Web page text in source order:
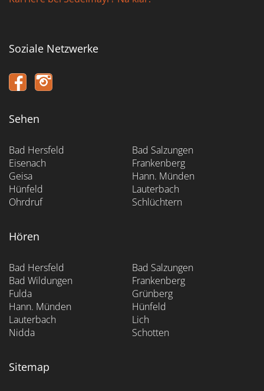
Soziale Netzwerke
Sehen
Bad Hersfeld
Bad Salzungen
Eisenach
Frankenberg
Geisa
Hann. Münden
Hünfeld
Lauterbach
Ohrdruf
Schlüchtern
Hören
Bad Hersfeld
Bad Salzungen
Bad Wildungen
Frankenberg
Fulda
Grünberg
Hann. Münden
Hünfeld
Lauterbach
Lich
Nidda
Schotten
Sitemap